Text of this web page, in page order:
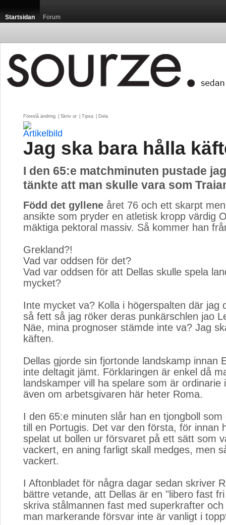
Startsidan Forum
Föreslå ändring Skriv ut Tipsa Dela
Jag ska bara hålla
I den 65:e matchminuten pustade
tänkte att man skulle vara som
Född det gyllene året 76 och ett skarpt
ansikte som pryder en atletisk kropp värdig
mäktiga pektoral massiv. Så kommer han
Grekland?!
Vad var oddsen för det?
Vad var oddsen för att Dellas skulle spela
mycket?
Inte mycket va? Kolla i högerspalten där jag
så fett så jag röker deras punkärschlen jao
Näe, mina prognoser stämde inte va? Jag
käften.
Dellas gjorde sin fjortonde landskamp innan
inte deltagit jämt. Förklaringen är enkel då
landskamper vill ha spelare som är ordinarie
även om arbetsgivaren här heter Roma.
I den 65:e minuten slår han en tjongboll
till en Portugis. Det var den första, för innan
spelat ut bollen ur försvaret på ett sätt som
vackert, en aning farligt skall medges, men
vackert.
I Aftonbladet för några dagar sedan skriver
bättre vetande, att Dellas är en "libero fast
skriva stålmannen fast med superkrafter
man markerande försvar inte är vanligt i